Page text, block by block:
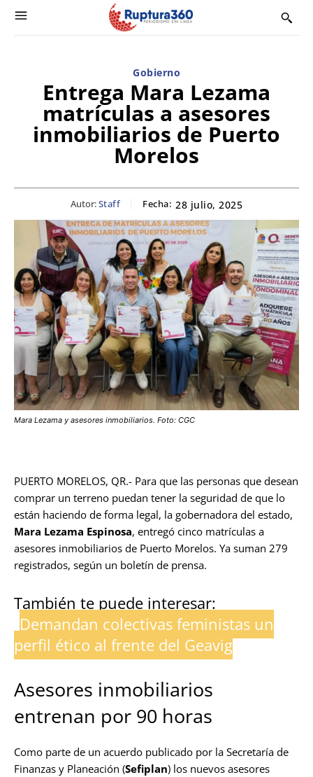
Gobierno
Entrega Mara Lezama
matrículas a asesores
inmobiliarios de Puerto
Morelos
Autor:Staff Fecha: 28 julio, 2025
Mara Lezama y asesores inmobiliarios. Foto: CGC
PUERTO MORELOS, QR.- Para que las personas que desean
comprar un terreno puedan tener la seguridad de que lo
están haciendo de forma legal, la gobernadora del estado,
Mara Lezama Espinosa, entregó cinco matrículas a
asesores inmobiliarios de Puerto Morelos. Ya suman 279
registrados, según un boletín de prensa.
También te puede interesar:
Demandan colectivas feministas un
perfil ético al frente del Geavig
Asesores inmobiliarios
entrenan por 90 horas
Como parte de un acuerdo publicado por la Secretaría de
Finanzas y Planeación (Sefiplan) los nuevos asesores